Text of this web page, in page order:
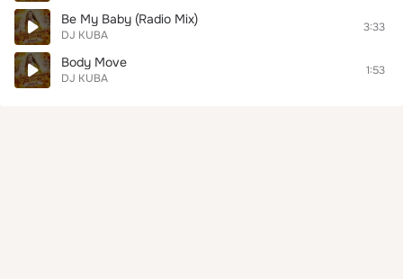
Be My Baby (Radio Mix)
DJ KUBA
3:33
Body Move
DJ KUBA
1:53